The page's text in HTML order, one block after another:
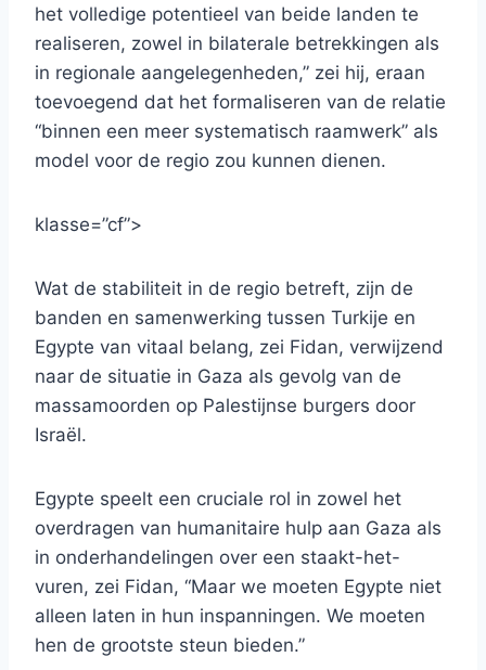
het volledige potentieel van beide landen te
realiseren, zowel in bilaterale betrekkingen als
in regionale aangelegenheden,” zei hij, eraan
toevoegend dat het formaliseren van de relatie
“binnen een meer systematisch raamwerk” als
model voor de regio zou kunnen dienen.
klasse=”cf”>
Wat de stabiliteit in de regio betreft, zijn de
banden en samenwerking tussen Turkije en
Egypte van vitaal belang, zei Fidan, verwijzend
naar de situatie in Gaza als gevolg van de
massamoorden op Palestijnse burgers door
Israël.
Egypte speelt een cruciale rol in zowel het
overdragen van humanitaire hulp aan Gaza als
in onderhandelingen over een staakt-het-
vuren, zei Fidan, “Maar we moeten Egypte niet
alleen laten in hun inspanningen. We moeten
hen de grootste steun bieden.”